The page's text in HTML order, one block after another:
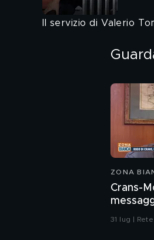
Il servizio di Valerio
ZONA
Crans-
31 lug |